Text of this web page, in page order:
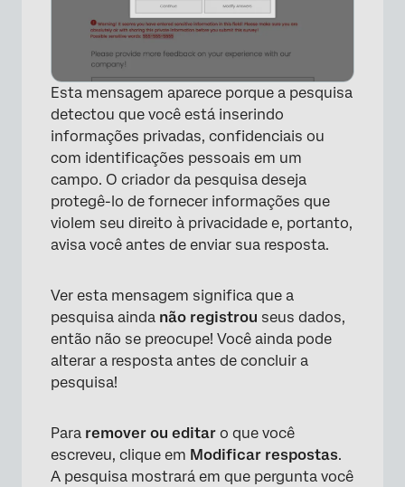
×
Esta mensagem aparece porque a pesquisa
detectou que você está inserindo
informações privadas, confidenciais ou
com identificações pessoais em um
campo. O criador da pesquisa deseja
protegê-lo de fornecer informações que
violem seu direito à privacidade e, portanto,
avisa você antes de enviar sua resposta.
Ver esta mensagem significa que a
pesquisa ainda não registrou seus dados,
então não se preocupe! Você ainda pode
alterar a resposta antes de concluir a
pesquisa!
Para remover ou editar o que você
escreveu, clique em Modificar respostas.
A pesquisa mostrará em que pergunta você